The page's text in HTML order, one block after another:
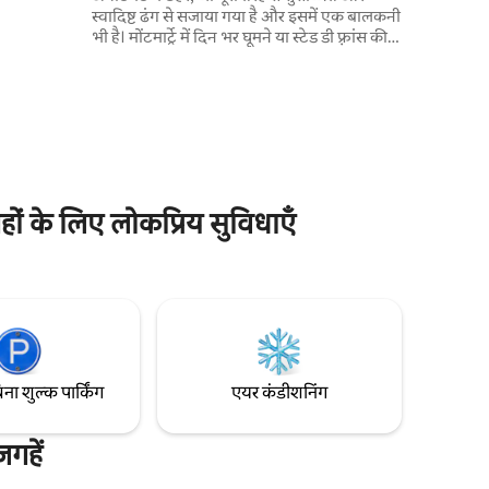
स्वादिष्ट ढंग से सजाया गया है और इसमें एक बालकनी
भी है। मोंटमार्ट्रे में दिन भर घूमने या स्टेड डी फ़्रांस की
के लिए लोकप्रिय सुविधाएँ
शुल्क पार्किंग एयर कंडीशनिंग